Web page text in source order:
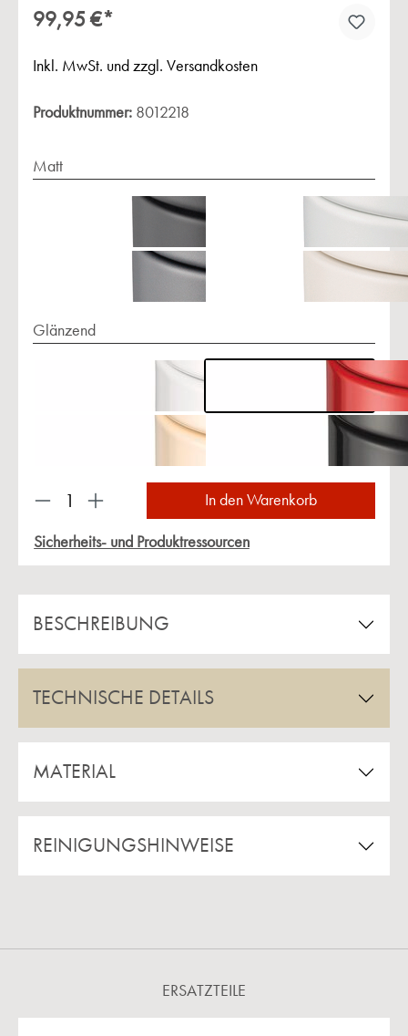
99,95 €*
Inkl. MwSt. und zzgl. Versandkosten
Produktnummer: 8012218
Matt
Glänzend
Produkt Anzahl: Gib den gewünschten Wert
In den Warenkorb
Sicherheits- und Produktressourcen
BESCHREIBUNG
TECHNISCHE DETAILS
MATERIAL
REINIGUNGSHINWEISE
ERSATZTEILE